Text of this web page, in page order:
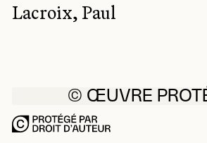
Lacroix, Paul
© ŒUVRE